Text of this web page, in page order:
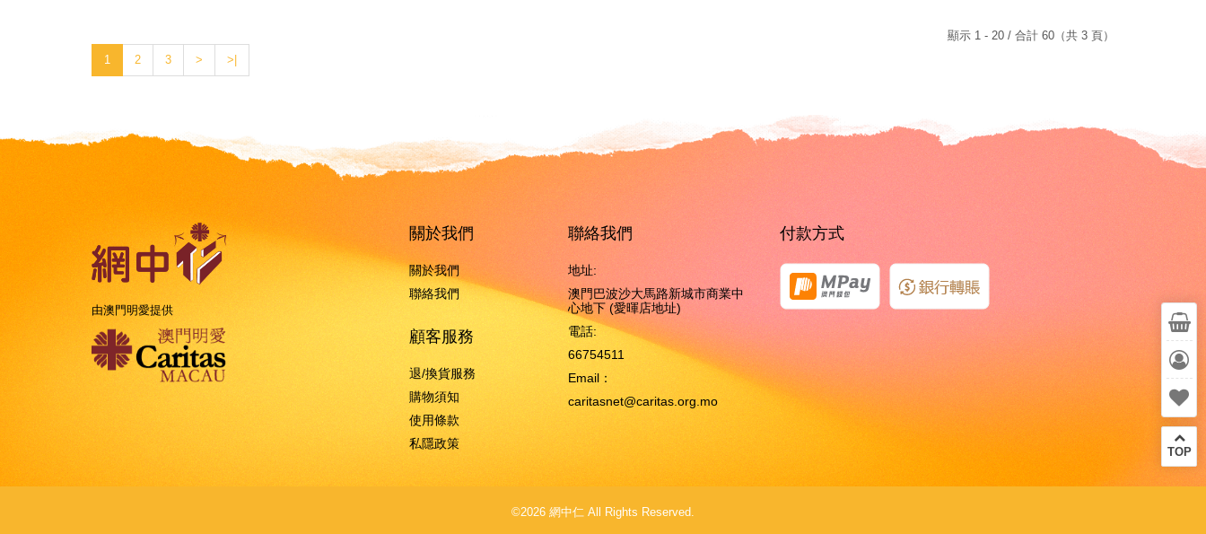
1 2 3 > >|
顯示 1 - 20 / 合計 60（共 3 頁）
由澳門明愛提供
關於我們
關於我們
聯絡我們
顧客服務
退/換貨服務
購物須知
使用條款
私隱政策
聯絡我們
地址:
澳門巴波沙大馬路新城市商業中
心地下 (愛暉店地址)
電話:
66754511
Email：
caritasnet@caritas.org.mo
付款方式
©2026 網中仁 All Rights Reserved.
TOP